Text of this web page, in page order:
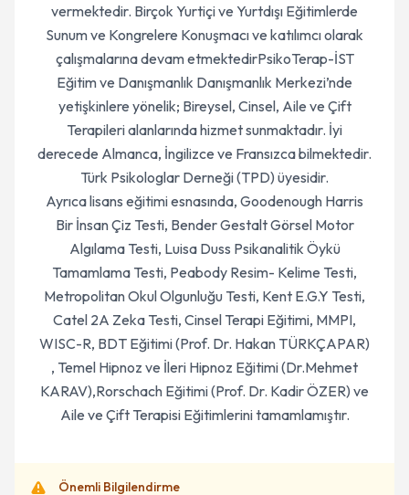
vermektedir. Birçok Yurtiçi ve Yurtdışı Eğitimlerde
Sunum ve Kongrelere Konuşmacı ve katılımcı olarak
çalışmalarına devam etmektedirPsikoTerap-İST
Eğitim ve Danışmanlık Danışmanlık Merkezi’nde
yetişkinlere yönelik; Bireysel, Cinsel, Aile ve Çift
Terapileri alanlarında hizmet sunmaktadır. İyi
derecede Almanca, İngilizce ve Fransızca bilmektedir.
Türk Psikologlar Derneği (TPD) üyesidir.
Ayrıca lisans eğitimi esnasında, Goodenough Harris
Bir İnsan Çiz Testi, Bender Gestalt Görsel Motor
Algılama Testi, Luisa Duss Psikanalitik Öykü
Tamamlama Testi, Peabody Resim- Kelime Testi,
Metropolitan Okul Olgunluğu Testi, Kent E.G.Y Testi,
Catel 2A Zeka Testi, Cinsel Terapi Eğitimi, MMPI,
WISC-R, BDT Eğitimi (Prof. Dr. Hakan TÜRKÇAPAR)
, Temel Hipnoz ve İleri Hipnoz Eğitimi (Dr.Mehmet
KARAV),Rorschach Eğitimi (Prof. Dr. Kadir ÖZER) ve
Aile ve Çift Terapisi Eğitimlerini tamamlamıştır.
Önemli Bilgilendirme